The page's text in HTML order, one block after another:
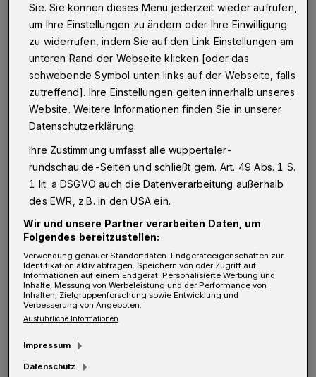
mir die Frage, wie lange sich die Bürger/innen
dieser Stadt noch mit einsamen
Entscheidungen ihrer gewählten
Stadtvertreter/innen abfinden müssen. Mut
macht, dass unsere neue
Bundestagspräsidentin den Wert von
Die Bürgerinitiative „Buga-so-nicht“ zeigt
doch nur, dass eine Willensbildung und eine
Bürgerentscheidung wieder einmal fehlt oder
nicht stattfinden soll. Ich kann den Unmut
dieser Menschen sehr gut verstehen.
Zahlreiche Projekte dieser Stadt sind ohne
Bürger/innen entschieden worden – und
unzeitgemäß.
Sie. Sie können dieses Menü jederzeit wieder aufrufen,
um Ihre Einstellungen zu ändern oder Ihre Einwilligung
zu widerrufen, indem Sie auf den Link Einstellungen am
unteren Rand der Webseite klicken [oder das
schwebende Symbol unten links auf der Webseite, falls
zutreffend]. Ihre Einstellungen gelten innerhalb unseres
Website. Weitere Informationen finden Sie in unserer
Datenschutzerklärung.
Ihre Zustimmung umfasst alle wuppertaler-
rundschau.de-Seiten und schließt gem. Art. 49 Abs. 1 S.
1 lit. a DSGVO auch die Datenverarbeitung außerhalb
des EWR, z.B. in den USA ein.
Wir und unsere Partner verarbeiten Daten, um
Folgendes bereitzustellen:
Verwendung genauer Standortdaten. Endgeräteeigenschaften zur
Identifikation aktiv abfragen. Speichern von oder Zugriff auf
Informationen auf einem Endgerät. Personalisierte Werbung und
Inhalte, Messung von Werbeleistung und der Performance von
Inhalten, Zielgruppenforschung sowie Entwicklung und
Verbesserung von Angeboten.
Ausführliche Informationen
Impressum
Datenschutz